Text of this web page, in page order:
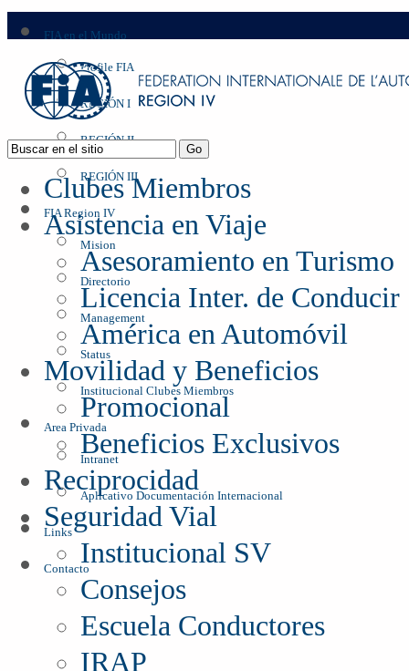
FIA en el Mundo
Profile FIA
REGIÓN I
REGIÓN II
REGIÓN III
FIA Region IV
Mision
Directorio
Management
Status
Institucional Clubes Miembros
Area Privada
Intranet
Aplicativo Documentación Internacional
Links
Contacto
Clubes Miembros
Asistencia en Viaje
Asesoramiento en Turismo
Licencia Inter. de Conducir
América en Automóvil
Movilidad y Beneficios
Promocional
Beneficios Exclusivos
Reciprocidad
Seguridad Vial
Institucional SV
Consejos
Escuela Conductores
IRAP